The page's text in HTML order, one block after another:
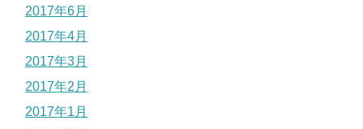
2017年6月
2017年4月
2017年3月
2017年2月
2017年1月